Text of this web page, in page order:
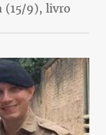
(15/9), livro